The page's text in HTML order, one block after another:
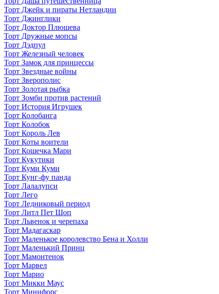
Торт Джейк и пираты Нетландии
Торт Джинглики
Торт Доктор Плюшева
Торт Дружные мопсы
Торт Дэдпул
Торт Железный человек
Торт Замок для принцессы
Торт Звездные войны
Торт Зверополис
Торт Золотая рыбка
Торт Зомби против растений
Торт История Игрушек
Торт Колобанга
Торт Колобок
Торт Король Лев
Торт Коты воители
Торт Кошечка Мари
Торт Кукутики
Торт Куми Куми
Торт Кунг-фу панда
Торт Лалалупси
Торт Лего
Торт Ледниковый период
Торт Литл Пет Шоп
Торт Львенок и черепаха
Торт Мадагаскар
Торт Маленькое королевство Бена и Холли
Торт Маленький Принц
Торт Мамонтенок
Торт Марвел
Торт Марио
Торт Микки Маус
Торт Минифорс